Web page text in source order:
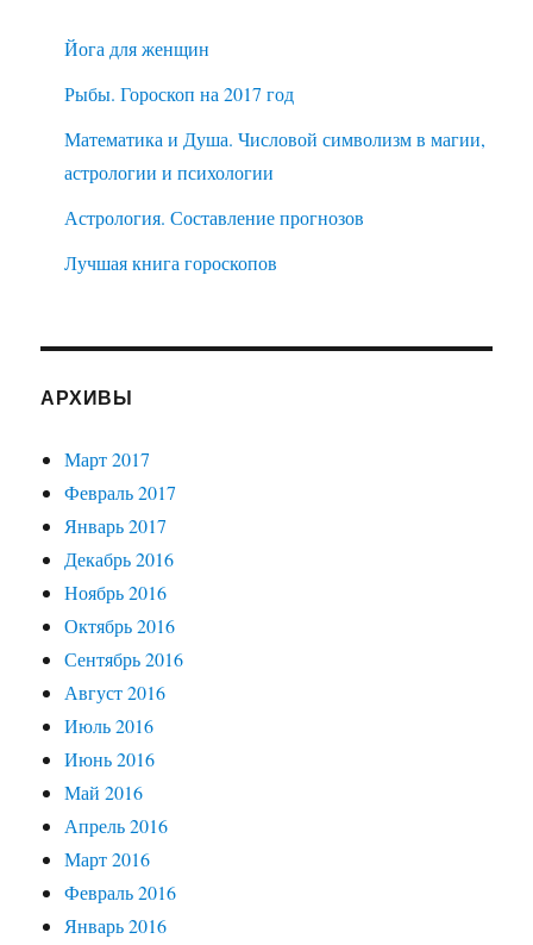
Йога для женщин
Рыбы. Гороскоп на 2017 год
Математика и Душа. Числовой символизм в магии,
астрологии и психологии
Астрология. Составление прогнозов
Лучшая книга гороскопов
АРХИВЫ
Март 2017
Февраль 2017
Январь 2017
Декабрь 2016
Ноябрь 2016
Октябрь 2016
Сентябрь 2016
Август 2016
Июль 2016
Июнь 2016
Май 2016
Апрель 2016
Март 2016
Февраль 2016
Январь 2016